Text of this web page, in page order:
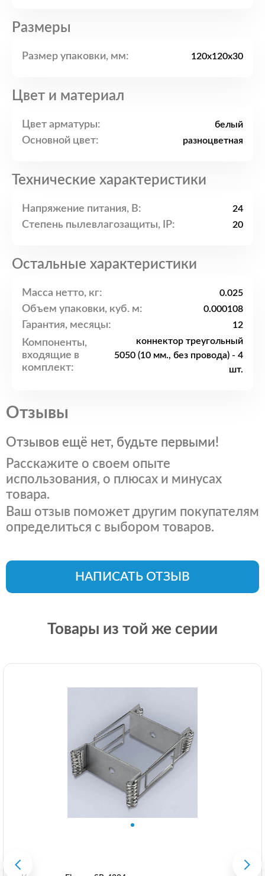
Размеры
Размер упаковки, мм: 120x120x30
Цвет и материал
Цвет арматуры: белый
Основной цвет: разноцветная
Технические характеристики
Напряжение питания, В: 24
Степень пылевлагозащиты, IP: 20
Остальные характеристики
Масса нетто, кг: 0.025
Объем упаковки, куб. м: 0.000108
Гарантия, месяцы: 12
Компоненты,
входящие в
комплект:
коннектор треугольный
5050 (10 мм., без провода) - 4
шт.
Отзывы
Отзывов ещё нет, будьте первыми!
Расскажите о своем опыте
использования, о плюсах и минусах
товара.
Ваш отзыв поможет другим покупателям
определиться с выбором товаров.
НАПИСАТЬ ОТЗЫВ
Товары из той же серии